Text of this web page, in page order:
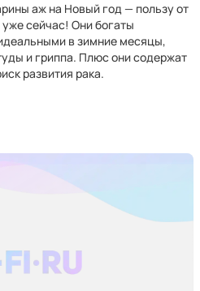
аж на Новый год — пользу от
сейчас! Они богаты
в зимние месяцы,
и гриппа. Плюс они содержат
развития рака.